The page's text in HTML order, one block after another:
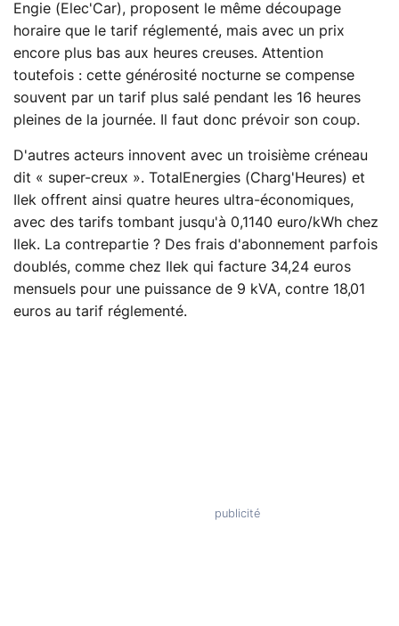
Engie (Elec'Car), proposent le même découpage
horaire que le tarif réglementé, mais avec un prix
encore plus bas aux heures creuses. Attention
toutefois : cette générosité nocturne se compense
souvent par un tarif plus salé pendant les 16 heures
pleines de la journée. Il faut donc prévoir son coup.
D'autres acteurs innovent avec un troisième créneau
dit « super-creux ». TotalEnergies (Charg'Heures) et
Ilek offrent ainsi quatre heures ultra-économiques,
avec des tarifs tombant jusqu'à 0,1140 euro/kWh chez
Ilek. La contrepartie ? Des frais d'abonnement parfois
doublés, comme chez Ilek qui facture 34,24 euros
mensuels pour une puissance de 9 kVA, contre 18,01
euros au tarif réglementé.